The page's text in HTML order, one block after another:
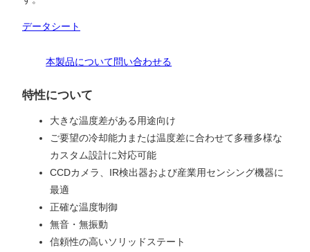
データシート
本製品について問い合わせる
特性について
大きな温度差がある用途向け
ご要望の冷却能力または温度差に合わせて多種多様な
カスタム設計に対応可能
CCDカメラ、IR検出器および産業用センシング機器に
最適
正確な温度制御
無音・無振動
信頼性の高いソリッドステート